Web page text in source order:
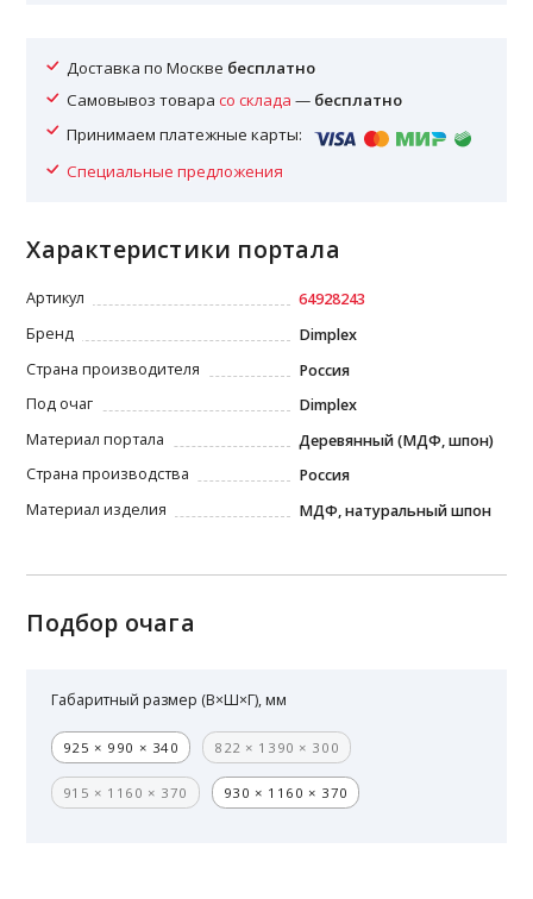
Доставка по Москве бесплатно
Самовывоз товарасо склада — бесплатно
Принимаем платежные карты:
Специальные предложения
Характеристики портала
Артикул
64928243
Бренд
Dimplex
Страна производителя
Россия
Под очаг
Dimplex
Материал портала
Деревянный (МДФ, шпон)
Страна производства
Россия
Материал изделия
МДФ, натуральный шпон
Подбор очага
Габаритный размер (В×Ш×Г), мм
925 × 990 × 340 822 × 1390 × 300
915 × 1160 × 370 930 × 1160 × 370